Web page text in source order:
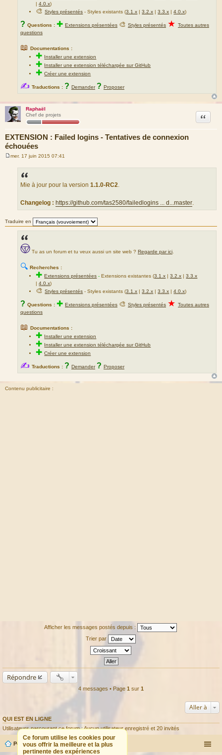
|4.0.x)
🎨Styles présentés - Styles existants (3.1.x |3.2.x |3.3.x |4.0.x)
? Questions : ✚ Extensions présentées 🎨 Styles présentés ★ Toutes autres
questions
📖 Documentations :
✚ Installer une extension
✚ Installer une extension téléchargée sur GitHub
✚Créer une extension
✍ Traductions : ? Demander ? Proposer
Raphaël
Chef de projets
EXTENSION : Failed logins - Tentatives de connexion
échouées
Citation
mer. 17 juin 2015 07:41
Mie à jour pour la version 1.1.0-RC2.
Changelog : https://github.com/tas2580/failedlogins ... d...master.
Traduire en
Tu as un forum et tu veux aussi un site web ? Regarde par ici
🔍 Recherches :
✚Extensions présentées -Extensions existantes (3.1.x |3.2.x |3.3.x
|4.0.x)
🎨Styles présentés - Styles existants (3.1.x |3.2.x |3.3.x |4.0.x)
? Questions : ✚ Extensions présentées 🎨 Styles présentés ★ Toutes autres
questions
📖 Documentations :
✚ Installer une extension
✚ Installer une extension téléchargée sur GitHub
✚Créer une extension
✍ Traductions : ? Demander ? Proposer
Contenu publicitaire :
Afficher les messages postés depuis :
Trier par
Répondre
4 messages • Page 1 sur 1
Aller à
QUI EST EN LIGNE
Utilisateurs parcourant ce forum : Aucun utilisateur enregistré et 20 invités
Ce forum utilise les cookies pour
vous offrir la meilleure et la plus
pertinente des expériences
Portail Forum